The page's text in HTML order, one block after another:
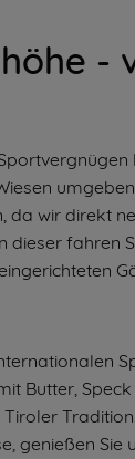
-
da wir direkt
dieser fahren
Butter,
Sie